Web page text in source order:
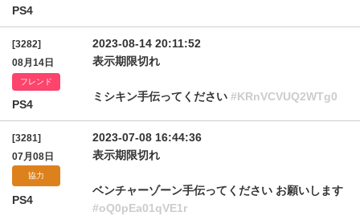
PS4
[3282]
08月14日
フレンド
PS4
2023-08-14 20:11:52
表示期限切れ
ミシキン手伝ってください #KRnVCVUQ2WTg0
[3281]
07月08日
協力
PS4
2023-07-08 16:44:36
表示期限切れ
ベンチャーゾーン手伝ってください お願いします
#oQ0pEa01qVE1r